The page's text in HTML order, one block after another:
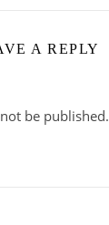
A REPLY
be published.